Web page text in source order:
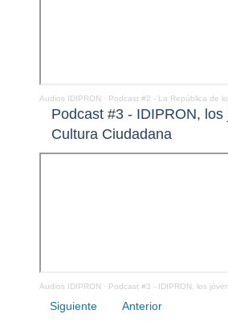
Audios IDIPRON · Podcast #2 - La República de
Podcast #3 - IDIPRON, los
Cultura Ciudadana
Audios IDIPRON · Podcast #3 - IDIPRON, los
Siguiente Anterior